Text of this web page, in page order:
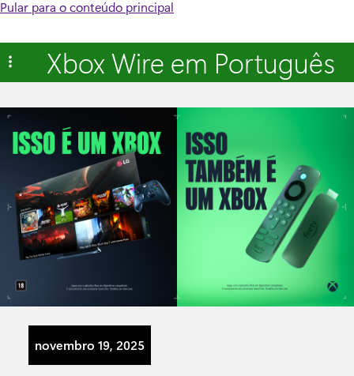
Pular para o conteúdo principal
Xbox Wire em Português
novembro 19, 2025